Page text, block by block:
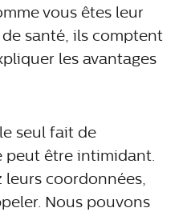
vous êtes leur
santé, ils comptent
les avantages
seul fait de
peut être intimidant.
leurs coordonnées,
Nous pouvons